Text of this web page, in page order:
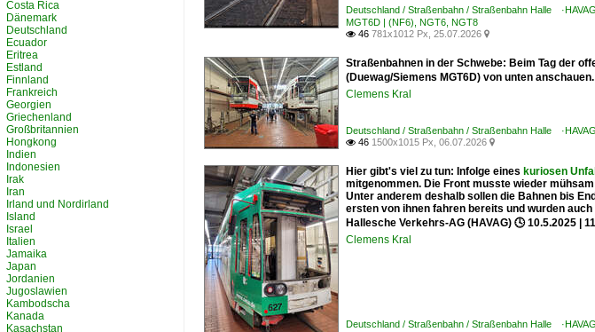
Deutschland / Straßenbahn / Straßenbahn Halle
MGT6D | (NF6), NGT6, NGT8
 46 781x1012 Px, 25.07.2026 
Straßenbahnen in der Schwebe: Beim Tag der
(Duewag/Siemens MGT6D) von unten
Clemens Kral
Deutschland / Straßenbahn / Straßenbahn Halle
 46 1500x1015 Px, 06.07.2026 
Hier gibt's viel zu tun: Infolge eines kuriosen
mitgenommen. Die Front musste wieder
Unter anderem deshalb sollen die Bahnen bis
ersten von ihnen fahren bereits und wurden
Hallesche Verkehrs-AG (HAVAG) 🕓 10.5.2025 |
Clemens Kral
Deutschland / Straßenbahn / Straßenbahn Halle
Costa Rica
Dänemark
Deutschland
Ecuador
Eritrea
Estland
Finnland
Frankreich
Georgien
Griechenland
Großbritannien
Hongkong
Indien
Indonesien
Irak
Iran
Irland und Nordirland
Island
Israel
Italien
Jamaika
Japan
Jordanien
Jugoslawien
Kambodscha
Kanada
Kasachstan